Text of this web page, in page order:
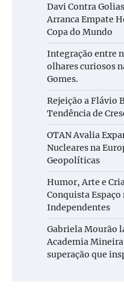
Davi Contra
Arranca Empate
Copa do Mundo
Integração entre
olhares curiosos
Gomes.
Rejeição a Flávio
Tendência de
OTAN Avalia
Nucleares na
Geopolíticas
Humor, Arte e
Conquista
Independentes
Gabriela Mourão
Academia
superação que